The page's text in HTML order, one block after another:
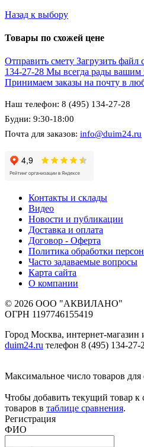
Назад к выбору
Товары по схожей цене
Отправить смету Загрузить файл
134-27-28 Мы всегда рады вашим
Принимаем заказы на почту в
Наш телефон: 8 (495) 134-27-28
Будни: 9:30-18:00
Почта для заказов: info@duim24.ru
Контакты и склады
Видео
Новости и публикации
Доставка и оплата
Договор - Оферта
Политика обработки
Часто задаваемые вопросы
Карта сайта
О компании
© 2026 ООО "АКВИЛАНО"
ОГРН 1197746155419
Город Москва, интернет-
duim24.ru телефон 8 (495) 134-27-
Максимальное число товаров для
Чтобы добавить текущий товар к
товаров в таблице сравнения.
Регистрация
ФИО